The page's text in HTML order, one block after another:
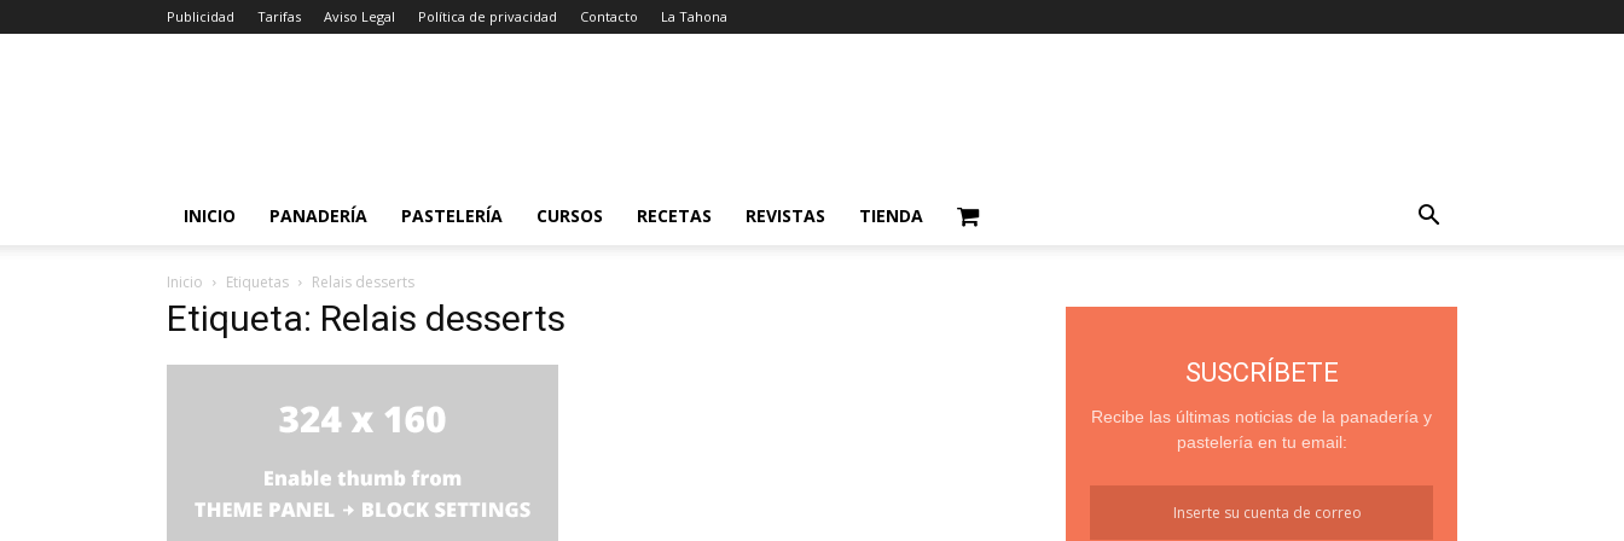
Publicidad Tarifas Aviso Legal Política de privacidad Contacto La Tahona
INICIO PANADERÍA PASTELERÍA CURSOS RECETAS REVISTAS TIENDA
Inicio Etiquetas Relais desserts
Etiqueta: Relais desserts
SUSCRÍBETE
Recibe las últimas noticias de la panadería y
pastelería en tu email: